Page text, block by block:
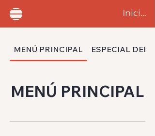
Iniciar
MENÚ PRINCIPAL ESPECIAL DEL
MENÚ PRINCIPAL